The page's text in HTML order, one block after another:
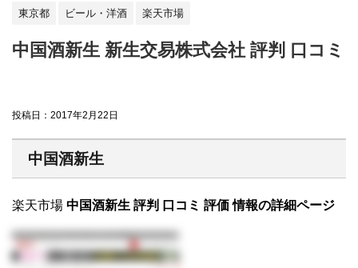
東京都 ビール・洋酒 楽天市場
中国酒新生 新生交易株式会社 評判 口コミ
投稿日： 2017年2月22日
中国酒新生
楽天市場 中国酒新生 評判 口コミ 評価 情報の詳細ページ